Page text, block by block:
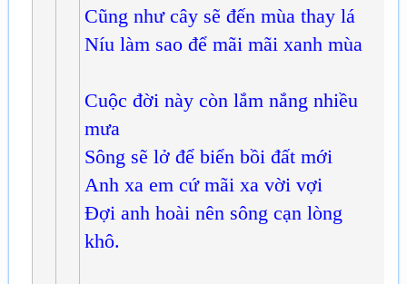
Cũng như cây sẽ đến mùa thay lá
Níu làm sao để mãi mãi xanh mùa
Cuộc đời này còn lắm nắng nhiều
mưa
Sông sẽ lở để biển bồi đất mới
Anh xa em cứ mãi xa vời vợi
Đợi anh hoài nên sông cạn lòng
khô.